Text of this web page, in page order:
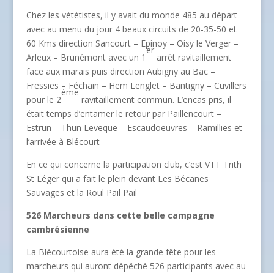
Chez les vététistes, il y avait du monde 485 au départ
avec au menu du jour 4 beaux circuits de 20-35-50 et
60 Kms direction Sancourt – Epinoy – Oisy le Verger –
Arleux – Brunémont avec un 1
er
arrêt ravitaillement
face aux marais puis direction Aubigny au Bac –
Fressies – Féchain – Hem Lenglet – Bantigny – Cuvillers
pour le 2
ème
ravitaillement commun. L’encas pris, il
était temps d’entamer le retour par Paillencourt –
Estrun – Thun Leveque – Escaudoeuvres – Ramillies et
l’arrivée à Blécourt
En ce qui concerne la participation club, c’est VTT Trith
St Léger qui a fait le plein devant Les Bécanes
Sauvages et la Roul Pail Pail
526 Marcheurs dans cette belle campagne
cambrésienne
La Blécourtoise aura été la grande fête pour les
marcheurs qui auront dépêché 526 participants avec au